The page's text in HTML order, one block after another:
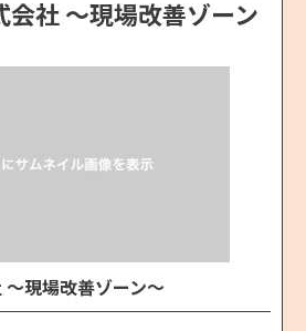
社 ～現場改善ゾーン
現場改善ゾーン～